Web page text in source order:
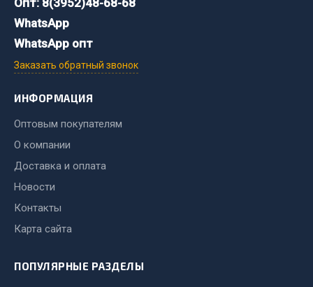
Мост задний
Система питания
Система выпуска газа
Система охлаждения
Сцепление
Весь раздел
Система питания
Опт: 8(3952)48-68-68
WhatsApp
WhatsApp опт
Заказать обратный звонок
ИНФОРМАЦИЯ
Оптовым покупателям
О компании
Доставка и оплата
Новости
Контакты
Карта сайта
ПОПУЛЯРНЫЕ РАЗДЕЛЫ